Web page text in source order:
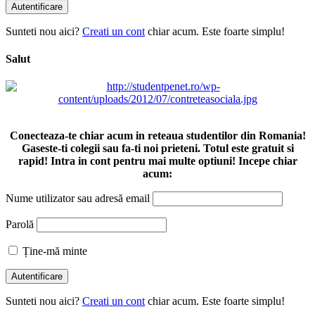
Sunteti nou aici? Creati un cont chiar acum. Este foarte simplu!
Salut
Conecteaza-te chiar acum in reteaua studentilor din Romania!
Gaseste-ti colegii sau fa-ti noi prieteni. Totul este gratuit si
rapid! Intra in cont pentru mai multe optiuni! Incepe chiar
acum:
Nume utilizator sau adresă email
Parolă
Ține-mă minte
Sunteti nou aici? Creati un cont chiar acum. Este foarte simplu!